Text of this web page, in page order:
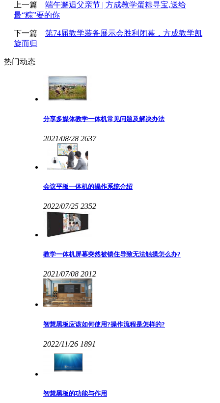
上一篇 端午邂逅父亲节 | 方成教学蛋粽寻宝,送给
最“粽”要的你
下一篇 第74届教学装备展示会胜利闭幕，方成教学凯
旋而归
热门动态
分享多媒体教学一体机常见问题及解决办法
2021/08/28 2637
会议平板一体机的操作系统介绍
2022/07/25 2352
教学一体机屏幕突然被锁住导致无法触摸怎么办?
2021/07/08 2012
智慧黑板应该如何使用?操作流程是怎样的?
2022/11/26 1891
智慧黑板的功能与作用